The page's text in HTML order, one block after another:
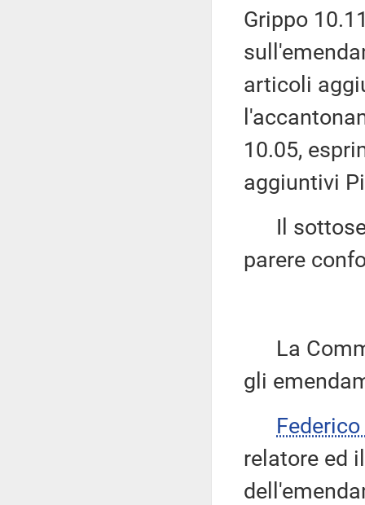
Grippo
articoli
10.05,
aggiuntivi
Il
parere
La
gli
relatore ed